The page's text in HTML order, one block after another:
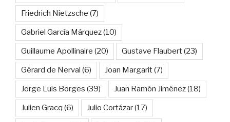
Friedrich Nietzsche (7)
Gabriel García Márquez(10)
Guillaume Apollinaire (20) Gustave Flaubert(23)
Gérard de Nerval (6) Joan Margarit(7)
Jorge Luis Borges (39) Juan Ramón Jiménez(18)
Julien Gracq (6) Julio Cortázar(17)